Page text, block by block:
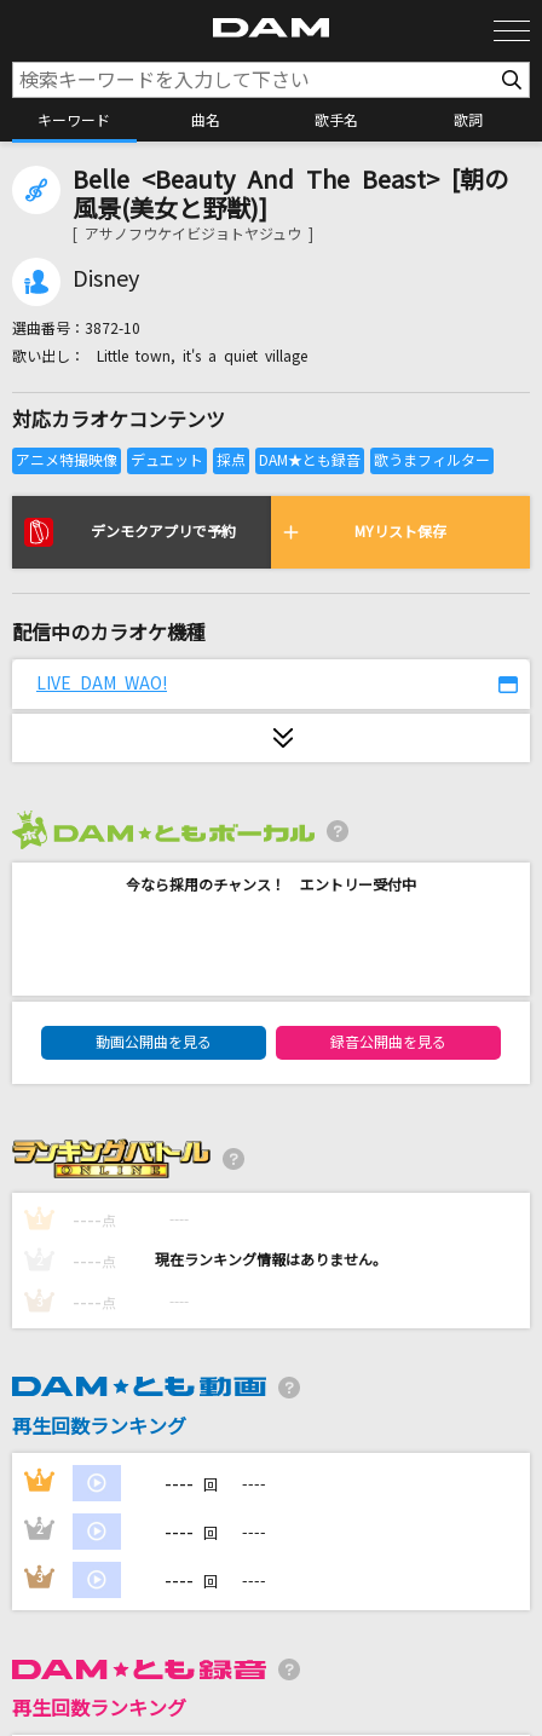
キーワード 曲名 歌手名 歌詞
カラオケ検索
カラオケリクエスト
リアルタイムで歌われている曲の一覧
人生の扉
[生音]君がいるだけで
米米CLUB
back number
怪獣の花唄
LOSER
米津玄師
Monster
[生音]Fighter
DAMの新曲・ランキングなど
カラオケをもっと楽しもう！
Belle <Beauty And The Beast> [朝の
風景(美女と野獣)]
[ アサノフウケイビジョトヤジュウ ]
Disney
選曲番号： 3872-10
Little town, it's a quiet village
対応カラオケコンテンツ
デンモクアプリで予約 MYリスト保存
配信中のカラオケ機種
LIVE DAM WAO!
今なら採用のチャンス！ エントリー受付中
DAM★ともボーカルエントリーランキング
動画公開曲を見る
録音公開曲を見る
1 ---- 点 ----
---- 点 ----
3 ---- 点 ----
再生回数ランキング
1 ---- 回 ----
2 ---- 回 ----
3 ---- 回 ----
再生回数ランキング